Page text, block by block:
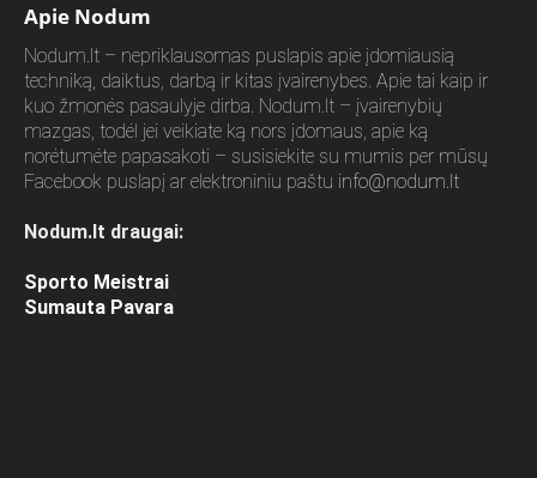
Apie Nodum
Nodum.lt – nepriklausomas puslapis apie įdomiausią
techniką, daiktus, darbą ir kitas įvairenybes. Apie tai kaip ir
kuo žmonės pasaulyje dirba. Nodum.lt – įvairenybių
mazgas, todėl jei veikiate ką nors įdomaus, apie ką
norėtumėte papasakoti – susisiekite su mumis per mūsų
Facebook puslapį ar elektroniniu paštu info@nodum.lt
Nodum.lt draugai:
Sporto Meistrai
Sumauta Pavara